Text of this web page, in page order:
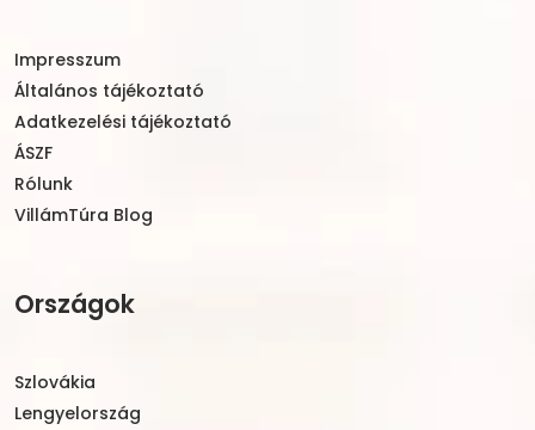
Impresszum
Általános tájékoztató
Adatkezelési tájékoztató
ÁSZF
Rólunk
VillámTúra Blog
Országok
Szlovákia
Lengyelország